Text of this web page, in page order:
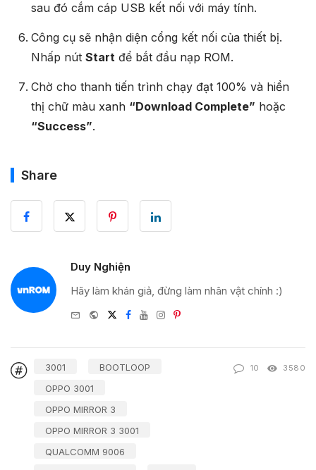
sau đó cắm cáp USB kết nối với máy tính.
Công cụ sẽ nhận diện cổng kết nối của thiết bị.
Nhấp nút Startđể bắt đầu nạp ROM.
Chờ cho thanh tiến trình chạy đạt 100% và hiển
thị chữ màu xanh “Download Complete” hoặc
“Success”.
Share
Duy Nghiện
Hãy làm khán giả, đừng làm nhân vật chính :)
e-
WebsiteTwitter
Facebook
YoutubeInstagram
Pinterest
3001
BOOTLOOP
OPPO 3001
OPPO MIRROR 3
OPPO MIRROR 3 3001
QUALCOMM 9006
10 3580